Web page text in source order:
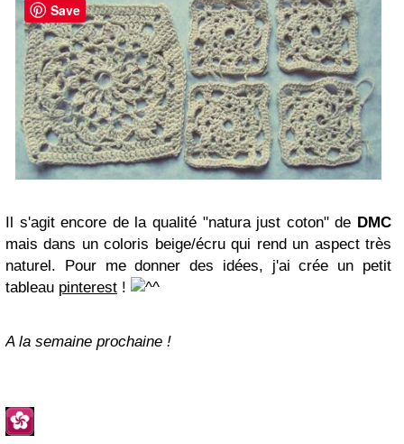
Il s'agit encore de la qualité "natura just coton" de DMC
mais dans un coloris beige/écru qui rend un aspect très
naturel. Pour me donner des idées, j'ai crée un petit
tableau pinterest !
A la semaine prochaine !
Save